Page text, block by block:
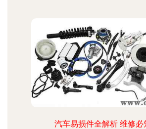
汽车易损件全解析 维修必